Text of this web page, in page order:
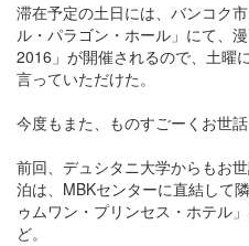
滞在予定の土日には、バンコク
ル・パラゴン・ホール」にて、
2016」が開催されるので、土曜
言っていただけた。
今度もまた、ものすごーくお世
前回、デュシタニ大学からもお
泊は、MBKセンターに直結して
ゥムワン・プリンセス・ホテル
ど。